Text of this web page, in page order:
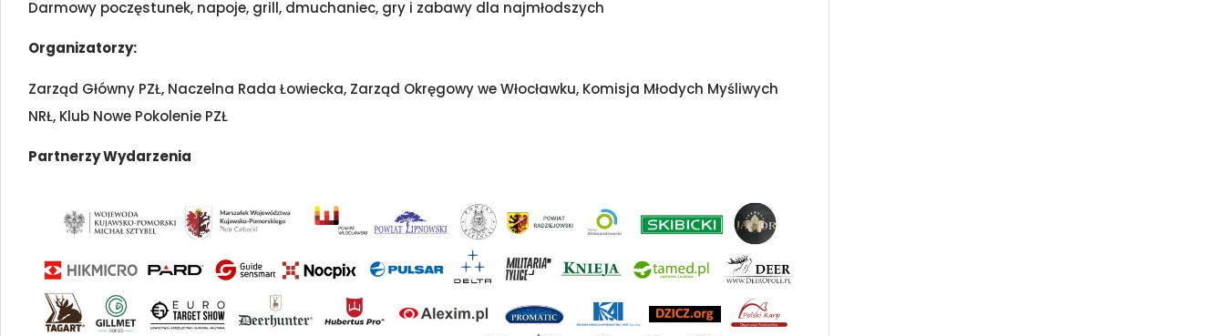
Darmowy poczęstunek, napoje, grill, dmuchaniec, gry i zabawy dla najmłodszych
Organizatorzy:
Zarząd Główny PZŁ, Naczelna Rada Łowiecka, Zarząd Okręgowy we Włocławku, Komisja Młodych Myśliwych
NRŁ, Klub Nowe Pokolenie PZŁ
Partnerzy Wydarzenia